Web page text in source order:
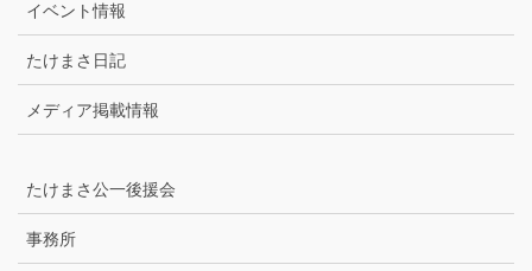
イベント情報
たけまさ日記
メディア掲載情報
たけまさ公一後援会
事務所